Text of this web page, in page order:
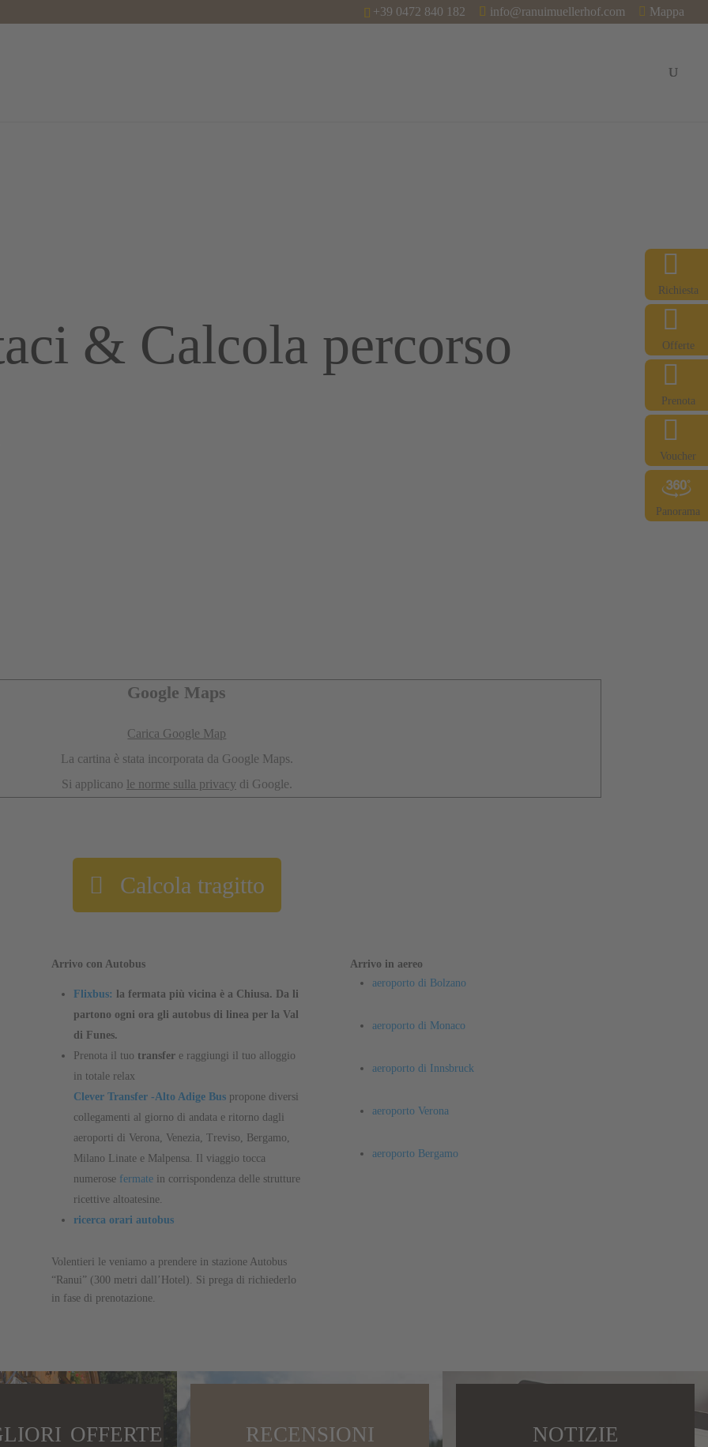
Richiesta
Offerte
Prenota
Voucher
Panorama
+39 0472 840 182 info@ranuimuellerhof.com Mappa
& Calcola percorso
Google Maps
Carica Google Map
La cartina è stata incorporata da Google Maps.
Si applicano le norme sulla privacy di Google.
Calcola tragitto
Arrivo con Autobus
Flixbus:
la fermata più vicina è a Chiusa. Da li
partono ogni ora gli autobus di linea per la Val
di Funes.
Prenota il tuo transfere raggiungi il tuo alloggio
in totale relax
Clever Transfer -Alto Adige Buspropone diversi
collegamenti al giorno di andata e ritorno dagli
aeroporti di Verona, Venezia, Treviso, Bergamo,
Milano Linate e Malpensa. Il viaggio tocca
numerose fermatein corrispondenza delle strutture
ricettive altoatesine.
ricerca orari autobus
Volentieri le veniamo a prendere in stazione Autobus
“Ranui” (300 metri dall’Hotel). Si prega di richiederlo
in fase di prenotazione.
Arrivo in aereo
aeroporto di Bolzano
aeroporto di Monaco
aeroporto di Innsbruck
aeroporto Verona
aeroporto Bergamo
OFFERTE RECENSIONI NOTIZIE